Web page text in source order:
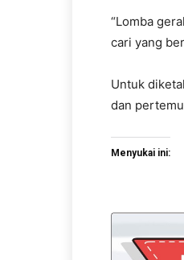
“Lomba
cari yang
Untuk
dan
Menyukai ini: